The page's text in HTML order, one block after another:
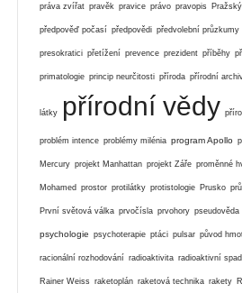
práva zvířat pravěk pravice právo pravopis
předpověď počasí předpovědi předvolební průzkumy
presokratici přetížení prevence prezident příběhy
primatologie princip neurčitosti příroda přírodní
látky přírodní vědy
problém intence problémy milénia program Apollo
Mercury projekt Manhattan projekt Záře proměnné
Mohamed prostor protilátky protistologie Prusko
První světová válka prvočísla prvohory pseudověda
psychologie psychoterapie ptáci pulsar původ
racionální rozhodování radioaktivita radioaktivní spad
Rainer Weiss raketoplán raketová technika rakety